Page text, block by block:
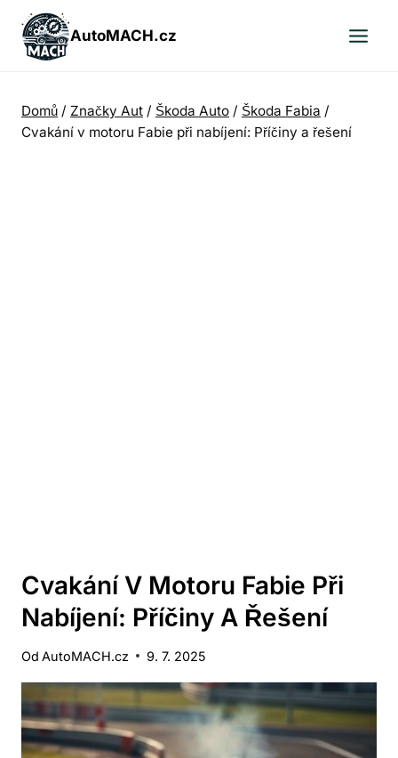
Přeskočit
obsah
AutoMACH.cz
Domů / Značky Aut / Škoda Auto / Škoda Fabia /
Cvakání v motoru Fabie při nabíjení: Příčiny a řešení
Cvakání V Motoru Fabie Při
Nabíjení: Příčiny A Řešení
Od AutoMACH.cz 9. 7. 2025